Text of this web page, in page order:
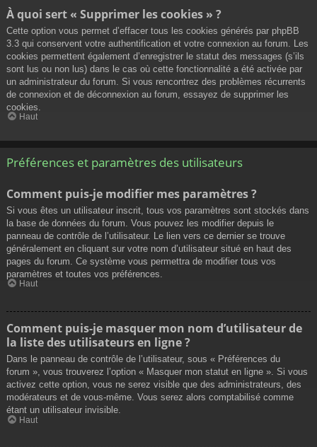
À quoi sert « Supprimer les cookies » ?
Cette option vous permet d’effacer tous les cookies générés par phpBB
3.3 qui conservent votre authentification et votre connexion au forum. Les
cookies permettent également d’enregistrer le statut des messages (s’ils
sont lus ou non lus) dans le cas où cette fonctionnalité a été activée par
un administrateur du forum. Si vous rencontrez des problèmes récurrents
de connexion et de déconnexion au forum, essayez de supprimer les
cookies.
Haut
Préférences et paramètres des utilisateurs
Comment puis-je modifier mes paramètres ?
Si vous êtes un utilisateur inscrit, tous vos paramètres sont stockés dans
la base de données du forum. Vous pouvez les modifier depuis le
panneau de contrôle de l’utilisateur. Le lien vers ce dernier se trouve
généralement en cliquant sur votre nom d’utilisateur situé en haut des
pages du forum. Ce système vous permettra de modifier tous vos
paramètres et toutes vos préférences.
Haut
Comment puis-je masquer mon nom d’utilisateur de
la liste des utilisateurs en ligne ?
Dans le panneau de contrôle de l’utilisateur, sous « Préférences du
forum », vous trouverez l’option « Masquer mon statut en ligne ». Si vous
activez cette option, vous ne serez visible que des administrateurs, des
modérateurs et de vous-même. Vous serez alors comptabilisé comme
étant un utilisateur invisible.
Haut